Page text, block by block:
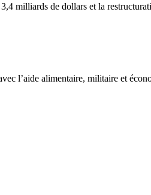
milliards de dollars et la
l’aide alimentaire, militaire et